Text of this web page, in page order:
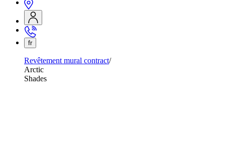
fr
Revêtement mural contract
Arctic
Shades